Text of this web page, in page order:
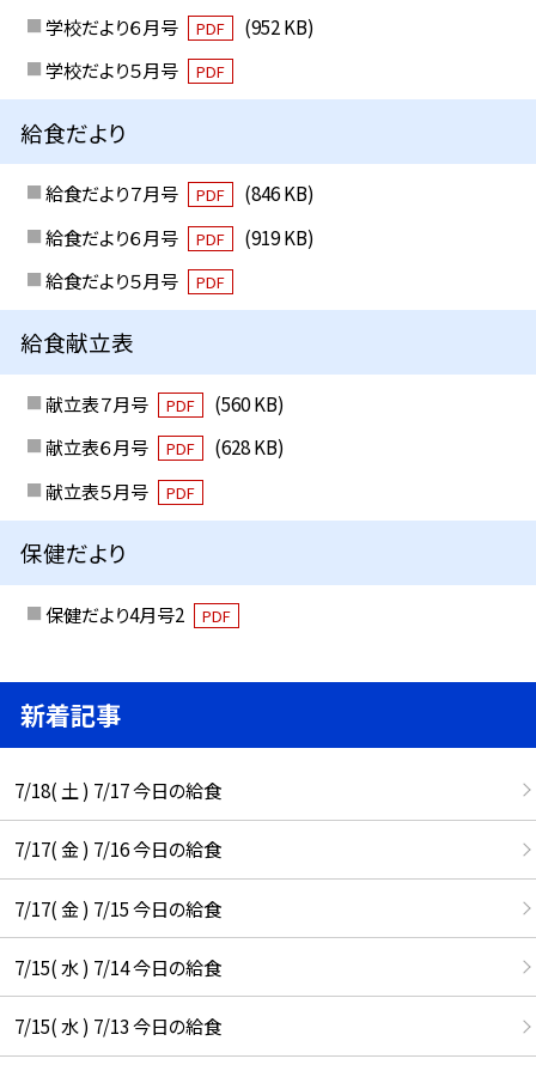
学校だより６月号 PDF
(952 KB)
学校だより５月号
PDF
給食だより
給食だより７月号 PDF
(846 KB)
給食だより６月号
PDF
(919 KB)
給食だより５月号
PDF
給食献立表
献立表７月号 PDF
(560 KB)
献立表６月号
PDF
(628 KB)
献立表５月号
PDF
保健だより
保健だより4月号2 PDF
新着記事
7/18( 土 ) 7/17 今日の給食
7/17( 金 ) 7/16 今日の給食
7/17( 金 ) 7/15 今日の給食
7/15( 水 ) 7/14 今日の給食
7/15( 水 ) 7/13 今日の給食